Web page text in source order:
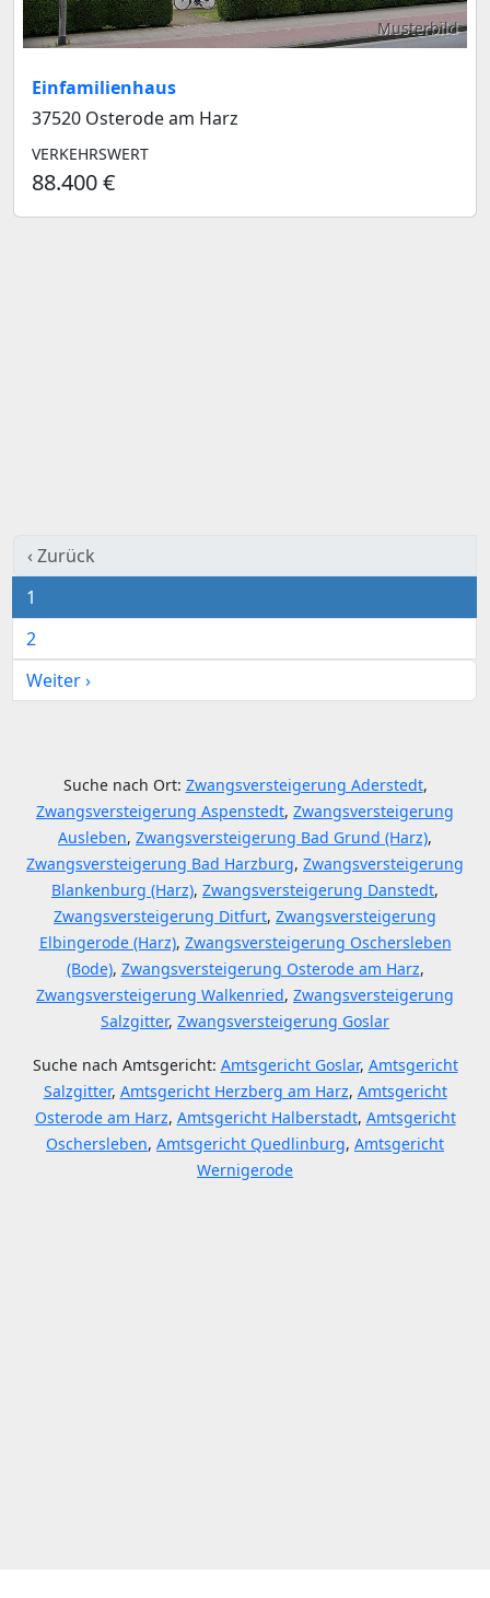
Musterbild
Einfamilienhaus
37520 Osterode am Harz
VERKEHRSWERT
88.400 €
‹ Zurück
1
2
Weiter ›
Suche nach Ort: Zwangsversteigerung Aderstedt,
Zwangsversteigerung Aspenstedt, Zwangsversteigerung
Ausleben, Zwangsversteigerung Bad Grund (Harz),
Zwangsversteigerung Bad Harzburg, Zwangsversteigerung
Blankenburg (Harz), Zwangsversteigerung Danstedt,
Zwangsversteigerung Ditfurt, Zwangsversteigerung
Elbingerode (Harz), Zwangsversteigerung Oschersleben
(Bode), Zwangsversteigerung Osterode am Harz,
Zwangsversteigerung Walkenried, Zwangsversteigerung
Salzgitter, Zwangsversteigerung Goslar
Suche nach Amtsgericht: Amtsgericht Goslar, Amtsgericht
Salzgitter, Amtsgericht Herzberg am Harz, Amtsgericht
Osterode am Harz, Amtsgericht Halberstadt, Amtsgericht
Oschersleben, Amtsgericht Quedlinburg, Amtsgericht
Wernigerode